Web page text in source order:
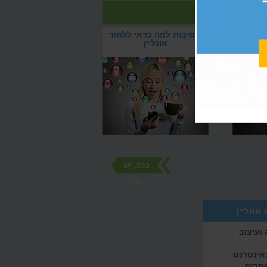
5 סיבות למה כדאי ללמוד
אונליין
כנס, יש
ועיצוב